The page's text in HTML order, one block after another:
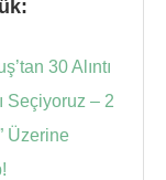
30 Alıntı
Seçiyoruz – 2
Üzerine